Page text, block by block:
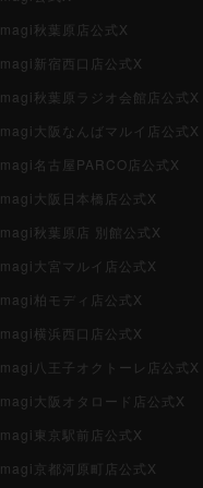
magi秋葉原店公式X
magi新宿西口店公式X
magi秋葉原ラジオ会館店公式X
magi大阪なんばマルイ店公式X
magi名古屋PARCO店公式X
magi大阪日本橋店公式X
magi秋葉原店 別館公式X
magi大宮マルイ店公式X
magi柏モディ店公式X
magi横浜西口店公式X
magi八王子オクトーレ店公式X
magi大阪オタロード店公式X
magi東京駅前店公式X
magi京都河原町店公式X